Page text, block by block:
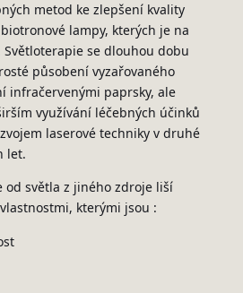
metod ke zlepšení kvality
lampy, kterých je na
se dlouhou dobu
působení vyzařovaného
infračervenými paprsky, ale
využívání léčebných účinků
laserové techniky v druhé
let.
od světla z jiného zdroje liší
kterými jsou :